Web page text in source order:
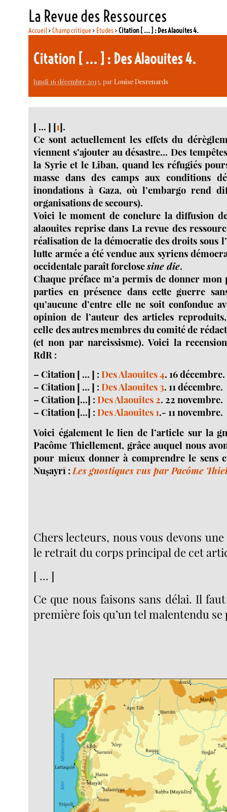
La Revue des Ressources
Accueil>Champ critique> Etudes>Citation [ ... ] : Des Alaouites 4.
Citation [ ... ] : Des Alaouites 4.
lundi 16 décembre 2013, parLouise Desrenards
[ ... ] [1].
Ce sont actuellement les effets du
viennent s’ajouter au désastre... Des
la Syrie et le Liban, quand les réfugiés
masse dans des camps aux conditions
inondations à Gaza, où l’embargo rend
organisations de secours).
Voici le moment de conclure la diffusion
alaouites reprise dans La revue des
réalisation de la démocratie des droits sous
lutte armée a été vendue aux syriens
occidentale paraît forclosesine die.
Chaque préface m’a permis de donner
parties en présence dans cette guerre
qu’aucune d’entre elle ne soit confondue
opinion de l’auteur des articles
celle des autres membres du comité de
(et non par narcissisme). Voici la
RdR :
– Citation [ ... ] :Des Alaouites 4. 16 décembre.
– Citation [ ... ] :Des Alaouites 3. 11 décembre.
– Citation [...] :Des Alaouites 2. 22 novembre.
– Citation [...] :Des Alaouites 1.- 11 novembre.
Voici également le lien de l’article sur la
Pacôme Thiellement, grâce auquel nous
pour mieux donner à comprendre le sens
Nuṣayrī :Les gnostiques vus par Pacôme
Chers lecteurs, nous vous devons
le retrait du corps principal de cet
[ ... ]
Ce que nous faisons sans délai. Il
première fois qu’un tel malentendu se